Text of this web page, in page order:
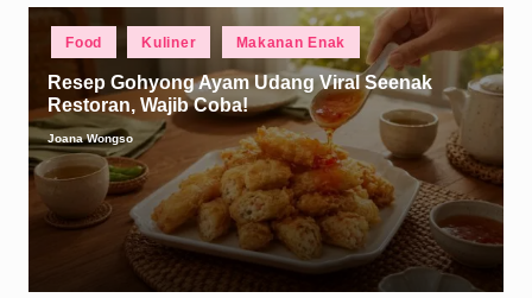
Food Kuliner Makanan Enak
Resep Gohyong Ayam Udang Viral Seenak
Restoran, Wajib Coba!
Posted
by
Joana Wongso